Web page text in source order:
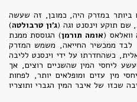
ביותר במזרק היה, כמובן, זה שעשה
, שם תוקע וינסנט וגה (ג'ון טרבולטה)
וואלאס (אומה תורמן) הגוססת ממנת
לבד ממכשיר החייאה, משמש המזרק
כשהחדרתו על ידי וינסנט לליבה
ליחסי המין שהשניים רוצים, אך
מין עזים ומופלאים יותר, לפחות
שכזו של איבר המין הגברי ותוצריו